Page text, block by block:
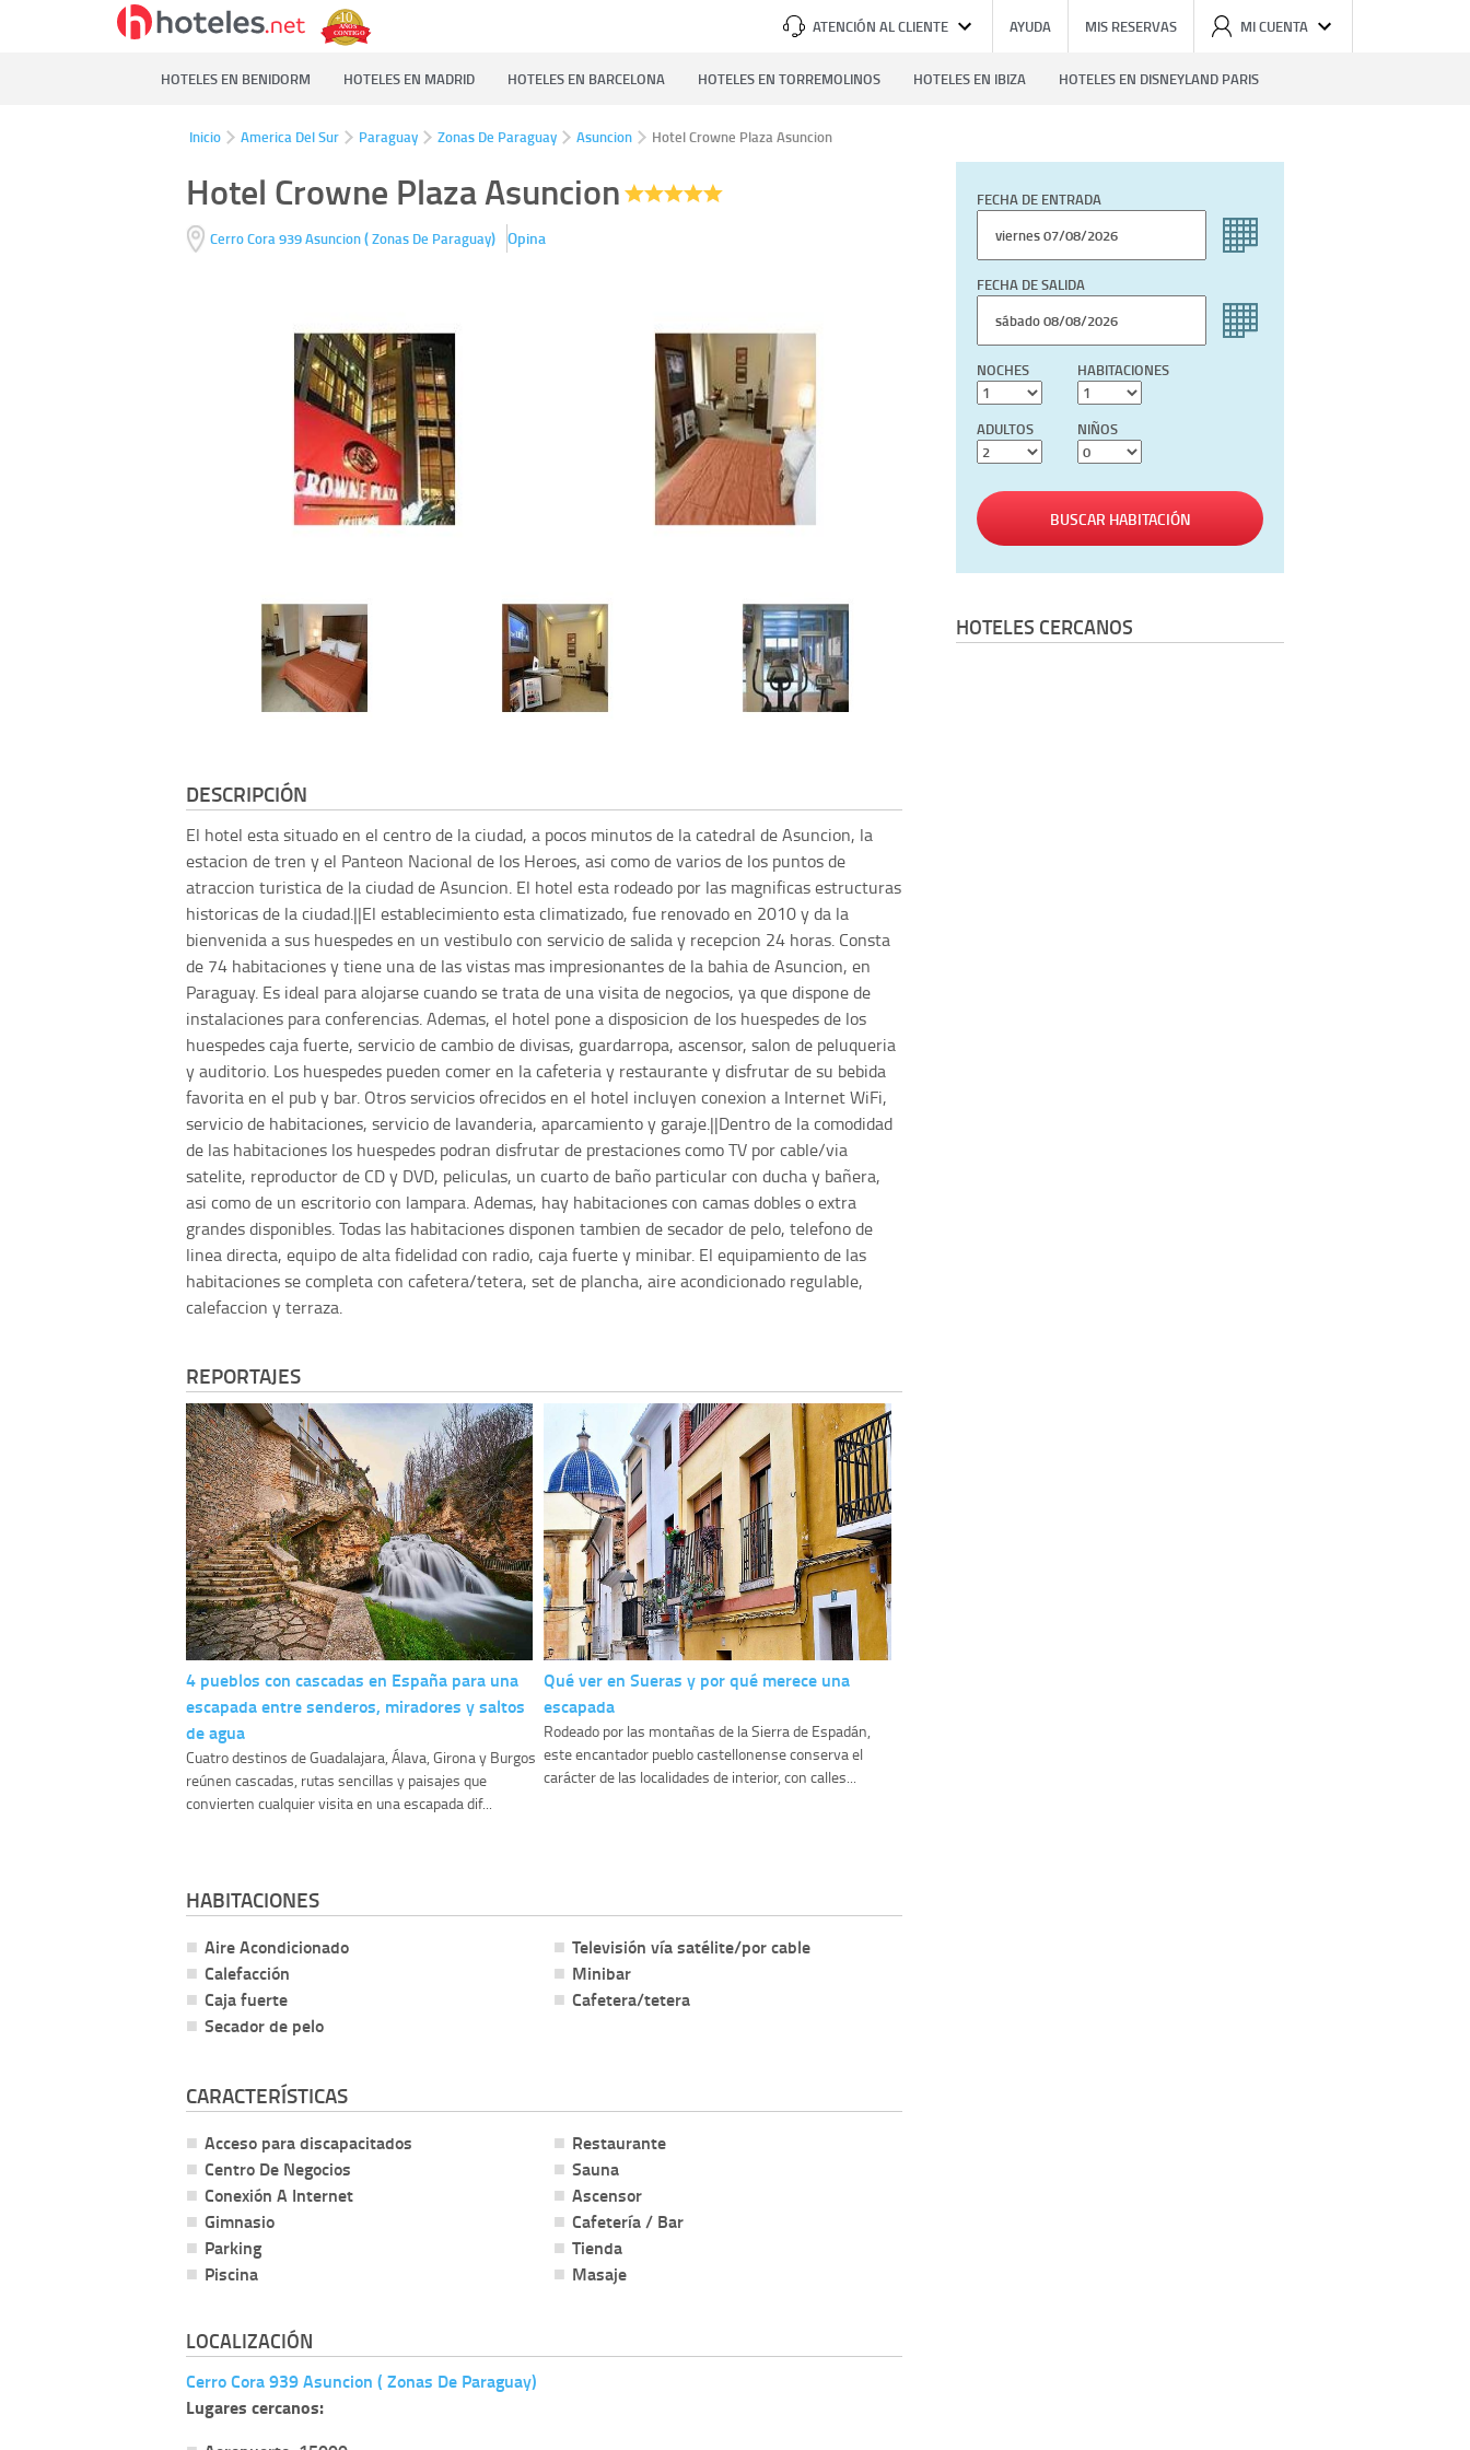
ATENCIÓN AL CLIENTE AYUDA MIS RESERVAS MI CUENTA
HOTELES EN BENIDORM HOTELES EN MADRID HOTELES EN BARCELONA HOTELES EN TORREMOLINOS HOTELES EN IBIZA HOTELES EN DISNEYLAND PARIS
Inicio America Del Sur Paraguay Zonas De Paraguay Asuncion Hotel Crowne Plaza Asuncion
Hotel Crowne Plaza Asuncion
Cerro Cora 939Asuncion(Zonas De Paraguay) Opina
DESCRIPCIÓN
El hotel esta situado en el centro de la ciudad, a pocos minutos de la catedral de Asuncion, la
estacion de tren y el Panteon Nacional de los Heroes, asi como de varios de los puntos de
atraccion turistica de la ciudad de Asuncion. El hotel esta rodeado por las magnificas estructuras
historicas de la ciudad.||El establecimiento esta climatizado, fue renovado en 2010 y da la
bienvenida a sus huespedes en un vestibulo con servicio de salida y recepcion 24 horas. Consta
de 74 habitaciones y tiene una de las vistas mas impresionantes de la bahia de Asuncion, en
Paraguay. Es ideal para alojarse cuando se trata de una visita de negocios, ya que dispone de
instalaciones para conferencias. Ademas, el hotel pone a disposicion de los huespedes de los
huespedes caja fuerte, servicio de cambio de divisas, guardarropa, ascensor, salon de peluqueria
y auditorio. Los huespedes pueden comer en la cafeteria y restaurante y disfrutar de su bebida
favorita en el pub y bar. Otros servicios ofrecidos en el hotel incluyen conexion a Internet WiFi,
servicio de habitaciones, servicio de lavanderia, aparcamiento y garaje.||Dentro de la comodidad
de las habitaciones los huespedes podran disfrutar de prestaciones como TV por cable/via
satelite, reproductor de CD y DVD, peliculas, un cuarto de baño particular con ducha y bañera,
asi como de un escritorio con lampara. Ademas, hay habitaciones con camas dobles o extra
grandes disponibles. Todas las habitaciones disponen tambien de secador de pelo, telefono de
linea directa, equipo de alta fidelidad con radio, caja fuerte y minibar. El equipamiento de las
habitaciones se completa con cafetera/tetera, set de plancha, aire acondicionado regulable,
calefaccion y terraza.
REPORTAJES
4 pueblos con cascadas en España para una
escapada entre senderos, miradores y saltos
de agua
Cuatro destinos de Guadalajara, Álava, Girona y Burgos
reúnen cascadas, rutas sencillas y paisajes que
convierten cualquier visita en una escapada dif...
Qué ver en Sueras y por qué merece una
escapada
Rodeado por las montañas de la Sierra de Espadán,
este encantador pueblo castellonense conserva el
carácter de las localidades de interior, con calles...
HABITACIONES
Aire Acondicionado
Calefacción
Caja fuerte
Secador de pelo
Televisión vía satélite/por cable
Minibar
Cafetera/tetera
CARACTERÍSTICAS
Acceso para discapacitados
Centro De Negocios
Conexión A Internet
Gimnasio
Parking
Piscina
Restaurante
Sauna
Ascensor
Cafetería / Bar
Tienda
Masaje
LOCALIZACIÓN
Cerro Cora 939 Asuncion ( Zonas De Paraguay)
Lugares cercanos:
FECHA DE ENTRADA
FECHA DE SALIDA
NOCHES HABITACIONES
ADULTOS NIÑOS
BUSCAR HABITACIÓN
HOTELES CERCANOS